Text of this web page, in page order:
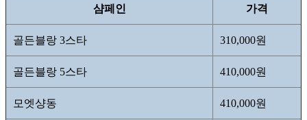
샴페인 가격
골든블랑 3스타 310,000원
골든블랑 5스타 410,000원
모엣샹동 410,000원